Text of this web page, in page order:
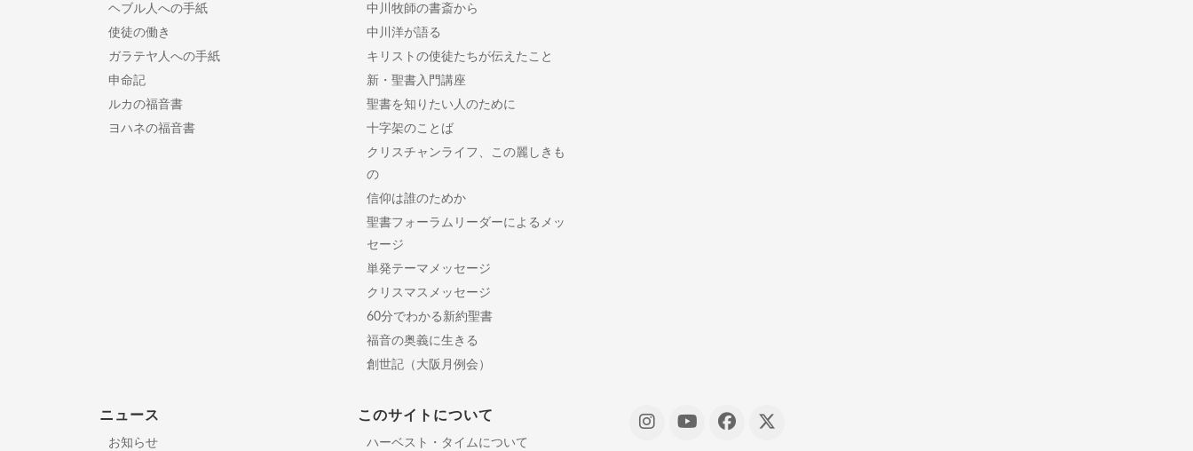
ヘブル人への手紙
使徒の働き
ガラテヤ人への手紙
申命記
ルカの福音書
ヨハネの福音書
中川牧師の書斎から
中川洋が語る
キリストの使徒たちが伝えたこと
新・聖書入門講座
聖書を知りたい人のために
十字架のことば
クリスチャンライフ、この麗しきも
の
信仰は誰のためか
聖書フォーラムリーダーによるメッ
セージ
単発テーマメッセージ
クリスマスメッセージ
60分でわかる新約聖書
福音の奥義に生きる
創世記（大阪月例会）
ニュース
お知らせ
このサイトについて
ハーベスト・タイムについて